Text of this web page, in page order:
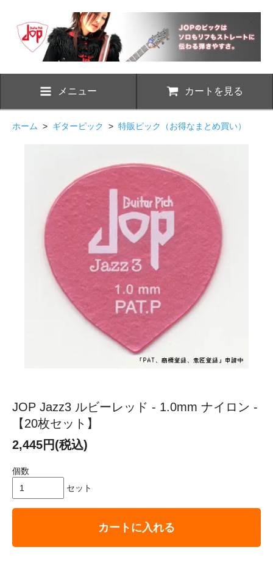
メニュー カートを見る
ホーム > ギターピック > 特販ピック（お得なまとめ買い）
JOP Jazz3 ルビーレッド - 1.0mm ナイロン -
【20枚セット】
2,445円(税込)
個数
セット
カートに入れる